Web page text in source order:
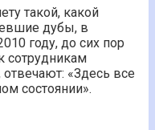
такой, какой
дубы, в
году, до сих пор
сотрудникам
«Здесь все
состоянии».